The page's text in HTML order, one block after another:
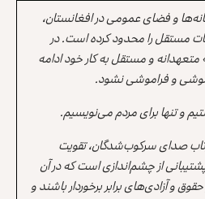
و فضای عمومی در افغانستان،
مستقل را محدود کرده است. در
و مستقل به کار خود ادامه
و فراموشی نشود.
و تنها برای مردم می‌نویسیم.
صدای سرکوب‌شدگان، تقویت
از چشم‌اندازی است که در آن
و آزادی‌های برابر برخوردار باشند و